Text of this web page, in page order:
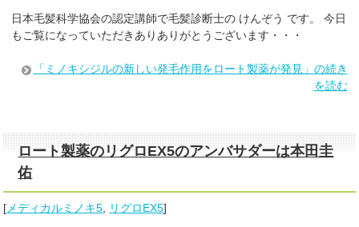
日本毛髪科学協会の認定講師で毛髪診断士の けんぞう です。 今日
もご覧になっていただきありありがとうございます・・・
「ミノキシジルの新しい発毛作用をロート製薬が発見」の続き
を読む
ロート製薬のリグロEX5のアンバサダーは本田圭
佑
[ メディカルミノキ5 リグロEX5]